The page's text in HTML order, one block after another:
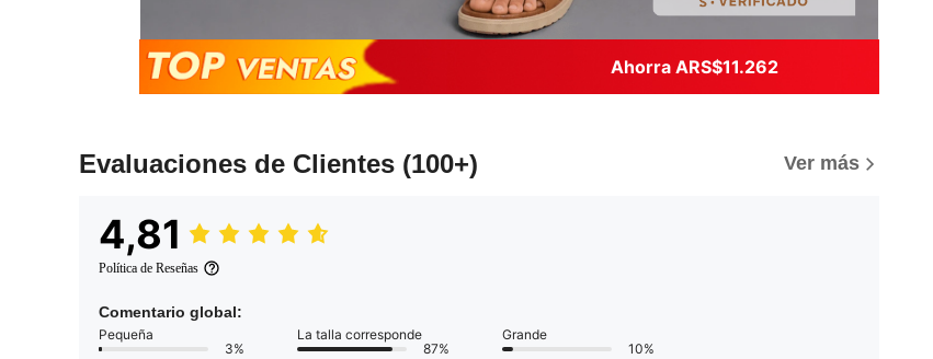
Ahorra ARS$11.262
Evaluaciones de Clientes (100+) Ver más
4,81
Política de Reseñas
Comentario global:
Pequeña
3%
La talla corresponde
87%
Grande
10%